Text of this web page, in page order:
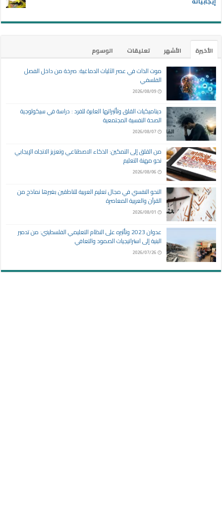
الأخيرة الأشهر تعليقات
الوسوم
موت الذات في عصر الآليات الدماغية: صرخة من داخل الفصل
الفلسفي
2026/08/09
ديناميكيات القلق وتأثيراتها العابرة للفرد : دراسة في سيكولوجية
الصحة النفسية المجتمعية
2026/08/07
من القلق إلى التمكين: الذكاء الاصطناعي وتعزيز الاتجاه الإيجابي
نحو مهنة التعليم
2026/08/06
النحو النفسي في مجال تعليم العربية للناطقين بغيرها نماذج من
القرآن والعربية المعاصرة
2026/08/01
عدوان 2023 وتأثيره على النظام التعليمي الفلسطيني: من تدمير
البنية إلى استراتيجيات الصمود والتعافي
2026/07/26